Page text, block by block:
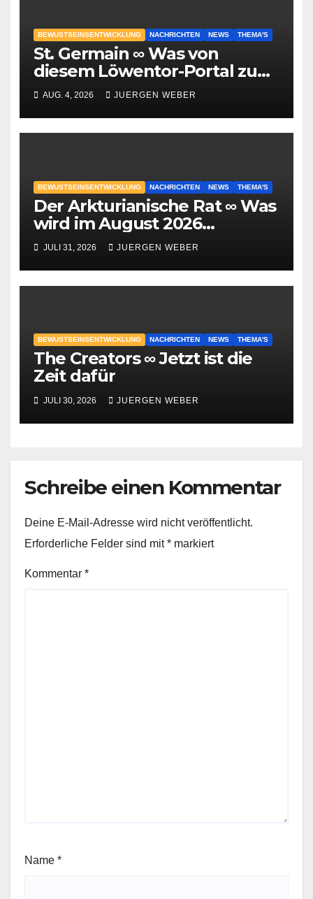
BEWUSTSEINSENTWICKLUNG NACHRICHTEN NEWS THEMA'S
St. Germain ∞ Was von
diesem Löwentor-Portal zu
erwarten ist
AUG. 4, 2026 JUERGEN WEBER
BEWUSTSEINSENTWICKLUNG NACHRICHTEN NEWS THEMA'S
Der Arkturianische Rat ∞ Was
wird im August 2026
geschehen?
JULI 31, 2026 JUERGEN WEBER
BEWUSTSEINSENTWICKLUNG NACHRICHTEN NEWS THEMA'S
The Creators ∞ Jetzt ist die
Zeit dafür
JULI 30, 2026 JUERGEN WEBER
Schreibe einen Kommentar
Deine E-Mail-Adresse wird nicht veröffentlicht.
Erforderliche Felder sind mit* markiert
Kommentar *
Name *